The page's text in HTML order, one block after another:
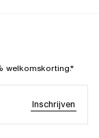
welkomskorting.*
Inschrijven